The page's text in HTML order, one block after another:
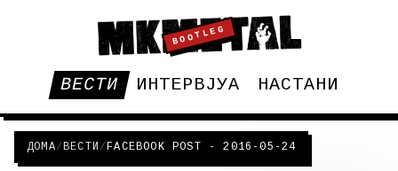
BOOTLEG
ВЕСТИ ИНТЕРВЈУА НАСТАНИ
ДОМА/ВЕСТИ /FACEBOOK POST - 2016-05-24